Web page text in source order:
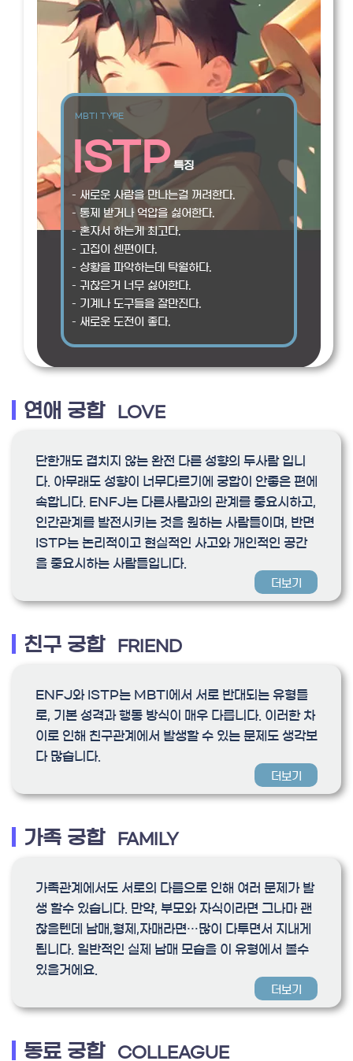
MBTI TYPE
ISTP 특징
– 새로운 사람을 만나는걸 꺼려한다.
– 통제 받거나 억압을 싫어한다.
– 혼자서 하는게 최고다.
– 고집이 센편이다.
– 상황을 파악하는데 탁월하다.
– 귀찮은거 너무 싫어한다.
– 기계나 도구들을 잘만진다.
– 새로운 도전이 좋다.
연애 궁합 LOVE
단한개도 겹치지 않는 완전 다른 성향의 두사람 입니
다. 아무래도 성향이 너무다르기에 궁합이 안좋은 편에
속합니다. ENFJ는 다른사람과의 관계를 중요시하고,
인간관계를 발전시키는 것을 원하는 사람들이며, 반면
ISTP는 논리적이고 현실적인 사고와 개인적인 공간
을 중요시하는 사람들입니다.
더보기
친구 궁합 FRIEND
ENFJ와 ISTP는 MBTI에서 서로 반대되는 유형들
로, 기본 성격과 행동 방식이 매우 다릅니다. 이러한 차
이로 인해 친구관계에서 발생할 수 있는 문제도 생각보
다 많습니다.
더보기
가족 궁합 FAMILY
가족관계에서도 서로의 다름으로 인해 여러 문제가 발
생 할수 있습니다. 만약, 부모와 자식이라면 그나마 괜
찮을텐데 남매,형제,자매라면…많이 다투면서 지내게
됩니다. 일반적인 실제 남매 모습을 이 유형에서 볼수
있을거에요.
더보기
동료 궁합 COLLEAGUE